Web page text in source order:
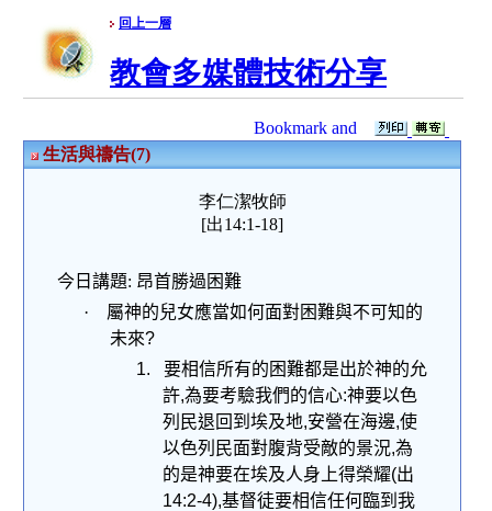
回上一層
教會多媒體技術分享
生活與禱告(7)
李仁潔牧師
[出14:1-18]
今日講題: 昂首勝過困難
·
屬神的兒女應當如何面對困難與不可知的
未來?
1.
要相信所有的困難都是出於神的允
許,為要考驗我們的信心:神要以色
列民退回到埃及地,安營在海邊,使
以色列民面對腹背受敵的景況,為
的是神要在埃及人身上得榮耀(出
14:2-4),基督徒要相信任何臨到我